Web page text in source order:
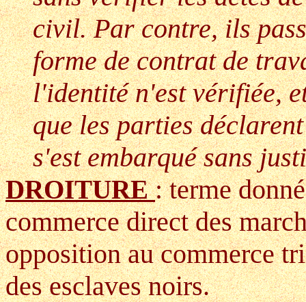
civil. Par contre, ils
forme de contrat de
l'identité n'est vérifiée,
que les parties
s'est embarqué sans
DROITURE : terme
commerce direct des
opposition au commerce
des esclaves noirs.